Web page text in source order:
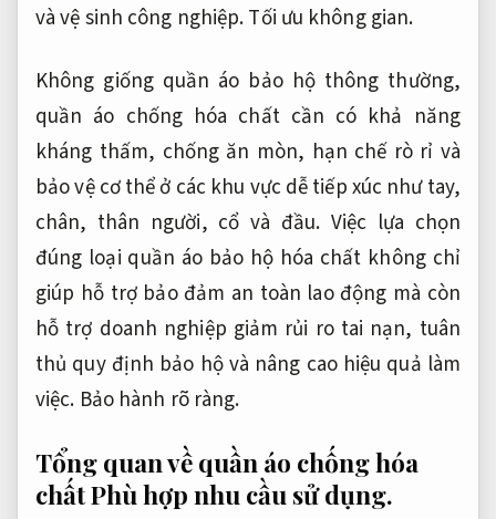
và vệ sinh công nghiệp.Tối ưu không gian.
Không giống quần áo bảo hộ thông thường,
quần áo chống hóa chất cần có khả năng
kháng thấm, chống ăn mòn, hạn chế rò rỉ và
bảo vệ cơ thể ở các khu vực dễ tiếp xúc như tay,
chân, thân người, cổ và đầu. Việc lựa chọn
đúng loại quần áo bảo hộ hóa chất không chỉ
giúp hỗ trợ bảo đảm an toàn lao động mà còn
hỗ trợ doanh nghiệp giảm rủi ro tai nạn, tuân
thủ quy định bảo hộ và nâng cao hiệu quả làm
việc. Bảo hành rõ ràng.
Tổng quan về quần áo chống hóa
chấtPhù hợp nhu cầu sử dụng.